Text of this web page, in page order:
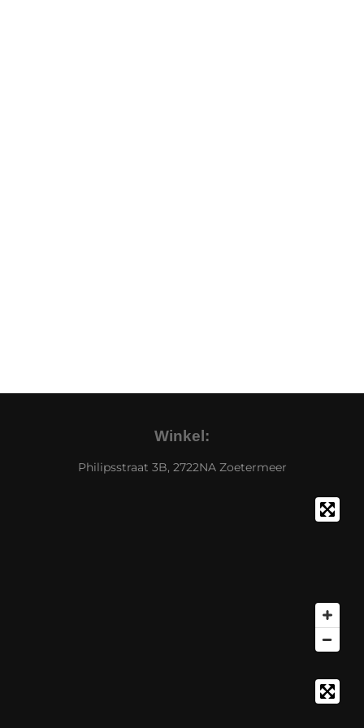
Winkel:
Philipsstraat 3B, 2722NA Zoetermeer